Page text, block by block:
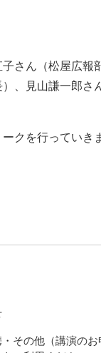
さん（松屋広報
、見山謙一郎さ
クを行っていき
その他（講演のお